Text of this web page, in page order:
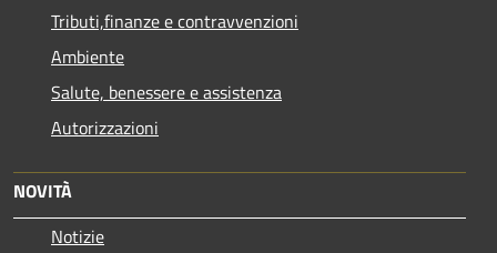
Tributi,finanze e contravvenzioni
Ambiente
Salute, benessere e assistenza
Autorizzazioni
NOVITÀ
Notizie